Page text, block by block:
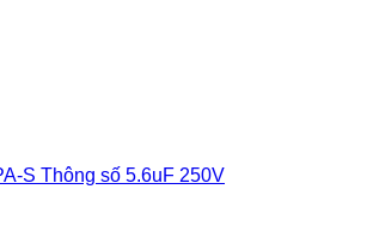
S Thông số 5.6uF 250V